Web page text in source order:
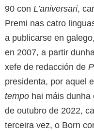
90 con L’aniversari,
Premi nas catro
a publicarse en
en 2007, a partir
xefe de redacción de
presidenta, por aquel
tempo hai máis
de outubro de 2022,
terceira vez, o Born